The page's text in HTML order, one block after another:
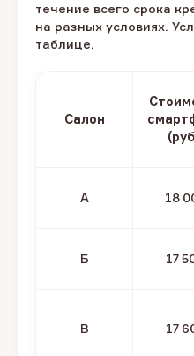
течение всего срока
на разных условиях.
таблице.
Салон
А 18
Б 17
В 17